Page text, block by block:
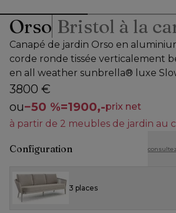
Orso Bristol à la
Canapé de jardin Orso en
corde ronde tissée verticalement
en all weather sunbrella® luxe
3800 €
ou−50 %=1900,-prix net
à partir de 2 meubles de jardin au
Configuration
3 places